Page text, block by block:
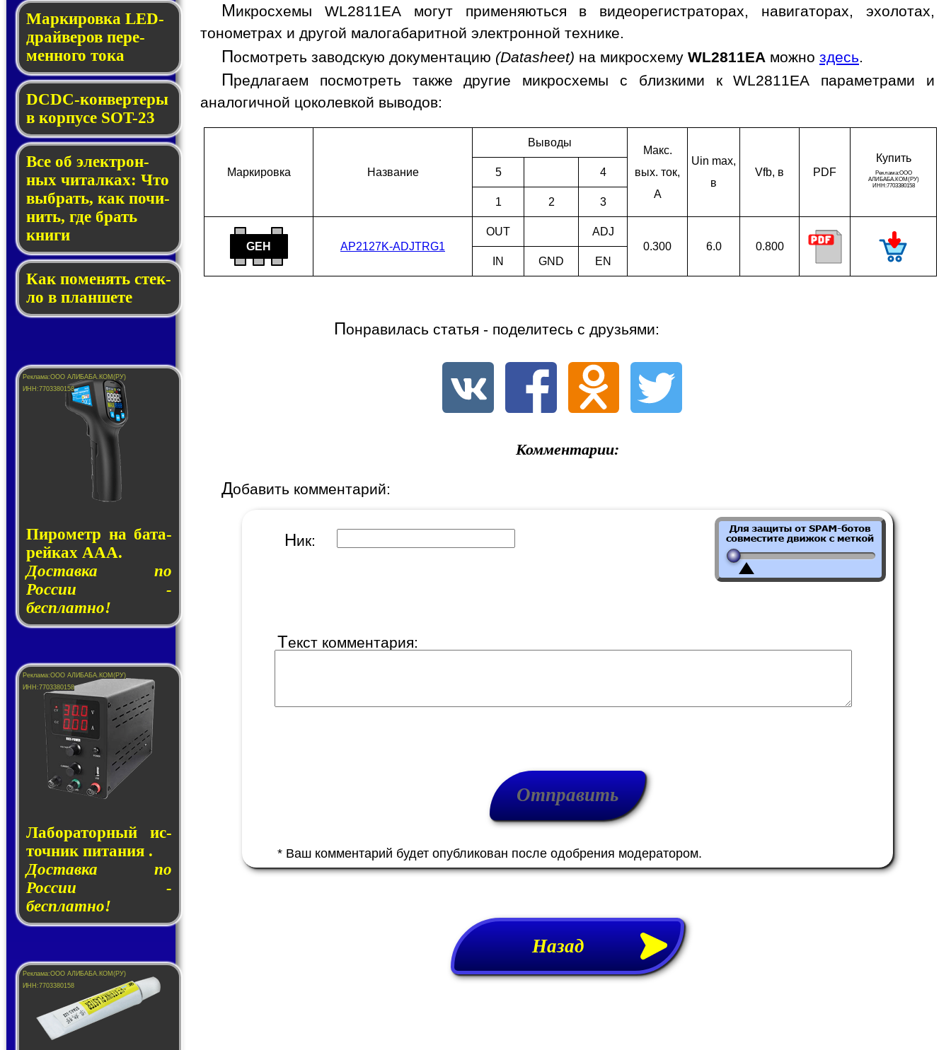
Маркировка LED-
драй­ве­ров пе­ре­
мен­но­го то­ка
DCDC-кон­вер­те­ры
в кор­пу­се SOT-23
Все об элек­трон­
ных чи­тал­ках: Что
выб­рать, как по­чи­
нить, где брать
кни­ги
Как по­ме­нять стек­
ло в планшете
Пирометр на ба­та­
рей­ках AAA.
Доставка по
России -
бесплатно!
Лаборатор­ный ис­
точ­ник пи­та­ния .
Доставка по
России -
бесплатно!
Микросхемы WL2811EA могут применяються в видеорегистраторах, навигаторах, эхолотах,
тонометрах и другой малогабаритной электронной технике.
Посмотреть заводскую документацию (Datasheet) на микросхему WL2811EA можно здесь.
Предлагаем посмотреть также другие микросхемы с близкими к WL2811EA параметрами и
аналогичной цоколевкой выводов:
Мар­ки­ров­ка Наз­ва­ние
Выводы
Макс.
вых. ток,
A
Uin max,
в
Vfb, в PDF
Ку­пить
5
4
1 2 3
GEH AP2127K-ADJTRG1
OUT
ADJ
0.300
6.0
0.800
IN
GND EN
Понравилась статья - поделитесь с друзьями:
Комментарии:
Добавить комментарий:
Ник:
Текст комментария:
* Ваш комментарий будет опубликован после одобрения модератором.
Назад